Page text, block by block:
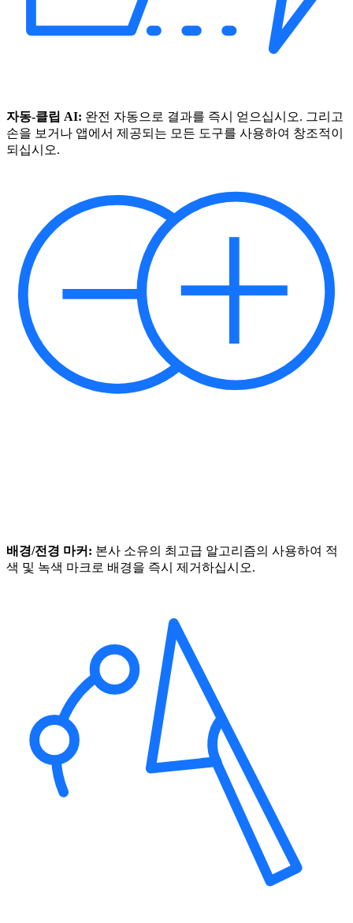
자동-클립 AI: 완전 자동으로 결과를 즉시 얻으십시오. 그리고
손을 보거나 앱에서 제공되는 모든 도구를 사용하여 창조적이
되십시오.
배경/전경 마커: 본사 소유의 최고급 알고리즘의 사용하여 적
색 및 녹색 마크로 배경을 즉시 제거하십시오.